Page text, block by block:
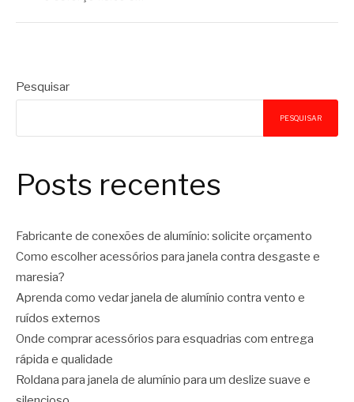
Pesquisar
PESQUISAR
Posts recentes
Fabricante de conexões de alumínio: solicite orçamento
Como escolher acessórios para janela contra desgaste e
maresia?
Aprenda como vedar janela de alumínio contra vento e
ruídos externos
Onde comprar acessórios para esquadrias com entrega
rápida e qualidade
Roldana para janela de alumínio para um deslize suave e